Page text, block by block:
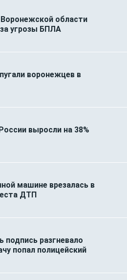
области
угрозы БПЛА
воронежцев в
выросли на 38%
машине врезалась в
ДТП
подпись разгневало
попал полицейский